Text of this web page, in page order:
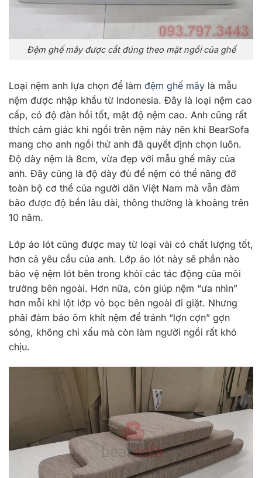
Đệm ghế mây được cắt đúng theo mặt ngồi của ghế
Loại nệm anh lựa chọn để làm đệm ghế mây là mẫu
nệm được nhập khẩu từ Indonesia. Đây là loại nệm cao
cấp, có độ đàn hồi tốt, mật độ nệm cao. Anh cũng rất
thích cảm giác khi ngồi trên nệm này nên khi BearSofa
mang cho anh ngồi thử anh đã quyết định chọn luôn.
Độ dày nệm là 8cm, vừa đẹp với mẫu ghế mây của
anh. Đây cũng là độ dày đủ để nệm có thể nâng đỡ
toàn bộ cơ thể của người dân Việt Nam mà vẫn đảm
bảo được độ bền lâu dài, thông thường là khoảng trên
10 năm.
Lớp áo lót cũng được may từ loại vải có chất lượng tốt,
hơn cả yêu cầu của anh. Lớp áo lót này sẽ phần nào
bảo vệ nệm lót bên trong khỏi các tác động của môi
trường bên ngoài. Hơn nữa, còn giúp nệm “ưa nhìn”
hơn mỗi khi lột lớp vỏ bọc bên ngoài đi giặt. Nhưng
phải đảm bảo ôm khít nệm để tránh “lợn cợn” gợn
sóng, không chỉ xấu mà còn làm người ngồi rất khó
chịu.